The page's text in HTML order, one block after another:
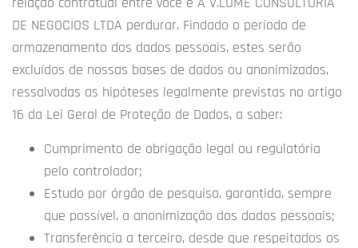
DE NEGOCIOS LTDA perdurar. Findado o período de
armazenamento dos dados pessoais, estes serão
excluídos de nossas bases de dados ou anonimizados,
ressalvadas as hipóteses legalmente previstas no artigo
16 da Lei Geral de Proteção de Dados, a saber:
Cumprimento de obrigação legal ou regulatória
pelo controlador;
Estudo por órgão de pesquisa, garantida, sempre
que possível, a anonimização dos dados pessoais;
Transferência a terceiro, desde que respeitados os